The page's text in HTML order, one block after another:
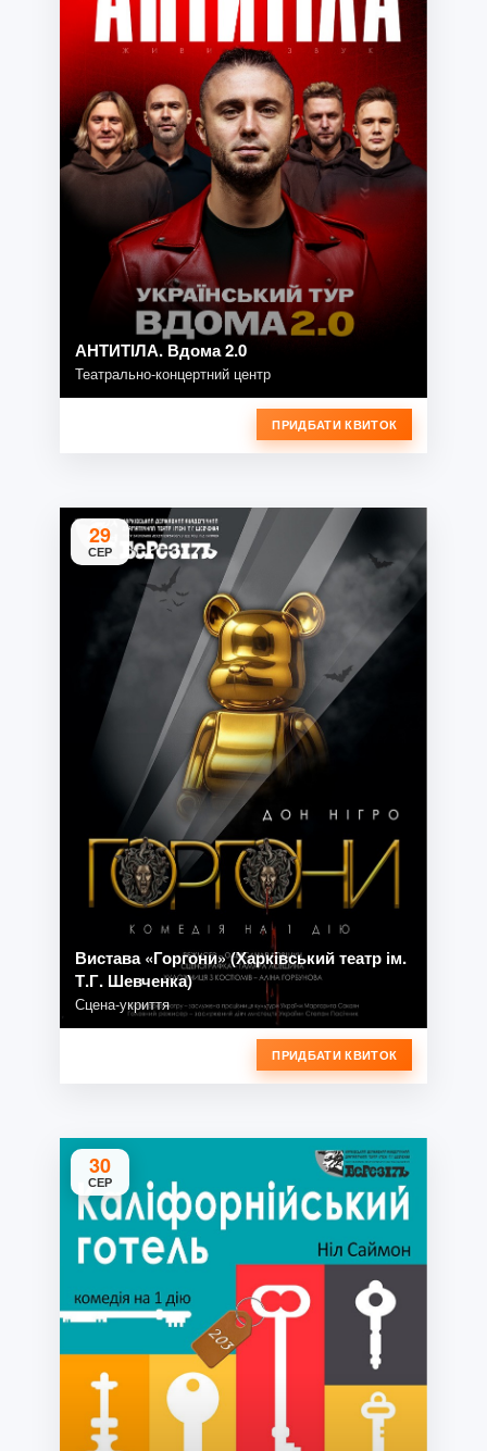
АНТИТІЛА. Вдома 2.0
Театрально-концертний центр
ПРИДБАТИ КВИТОК
29
СЕР
Вистава «Горгони» (Харківський театр ім.
Т.Г. Шевченка)
Сцена-укриття
ПРИДБАТИ КВИТОК
30
СЕР